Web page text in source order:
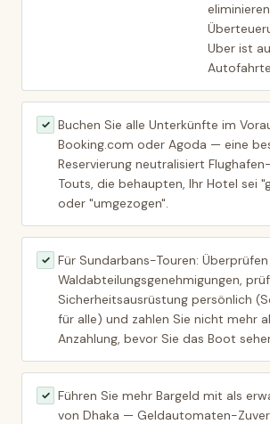
Uber ist
✓ Buchen Sie alle Unterkünfte im
Booking.com oder Agoda — eine
Reservierung neutralisiert
Touts, die behaupten, Ihr Hotel sei
oder "umgezogen".
✓ Für Sundarbans-Touren: Überprüfen
Waldabteilungsgenehmigungen,
Sicherheitsausrüstung persönlich
für alle) und zahlen Sie nicht mehr
Anzahlung, bevor Sie das Boot
✓ Führen Sie mehr Bargeld mit als
von Dhaka — Geldautomaten-